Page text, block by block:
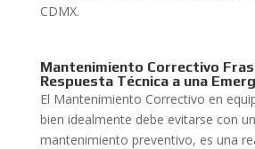
CDMX.
Mantenimiento Correctivo
Respuesta Técnica a una
El Mantenimiento Correctivo en
bien idealmente debe evitarse con
mantenimiento preventivo, es una